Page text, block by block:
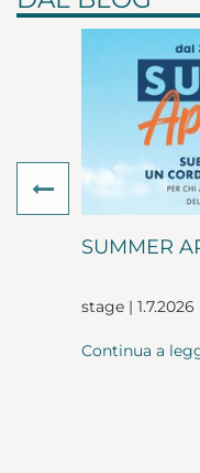
SUMMER
stage | 1.7.2026
Continua a
Previous